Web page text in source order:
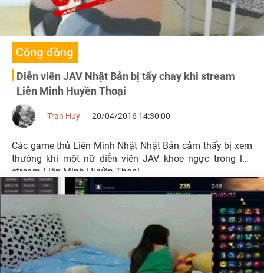
Cộng đồng
Diễn viên JAV Nhật Bản bị tẩy chay khi stream
Liên Minh Huyền Thoại
Tran Huy 20/04/2016 14:30:00
Các game thủ Liên Minh Nhật Nhật Bản cảm thấy bị xem
thường khi một nữ diễn viên JAV khoe ngực trong lúc
stream Liên Minh Huyền Thoại.